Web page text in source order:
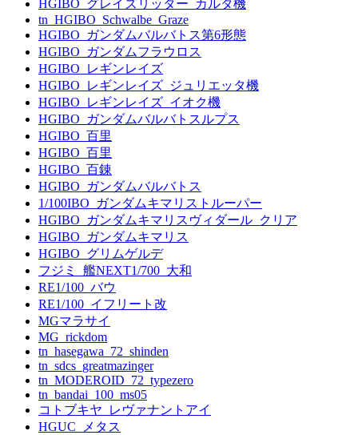
HGIBO_グレイズリッター_カルタ機
tn_HGIBO_Schwalbe_Graze
HGIBO_ガンダムバルバトス第6形態
HGIBO_ガンダムフラウロス
HGIBO_レギンレイズ
HGIBO_レギンレイズ_ジュリエッタ機
HGIBO_レギンレイズ_イオク機
HGIBO_ガンダムバルバトスルプス
HGIBO_百里
HGIBO_百里
HGIBO_百錬
HGIBO_ガンダムバルバトス
1/100IBO_ガンダムキマリストルーパー
HGIBO_ガンダムキマリスヴィダール_クリア
HGIBO_ガンダムキマリス
HGIBO_グリムゲルデ
フジミ_艦NEXT1/700_大和
RE1/100_バウ
RE1/100_イフリート改
MGマラサイ
MG_rickdom
tn_hasegawa_72_shinden
tn_sdcs_greatmazinger
tn_MODEROID_72_typezero
tn_bandai_100_ms05
コトブキヤ_レヴァナントアイ
HGUC_メタス